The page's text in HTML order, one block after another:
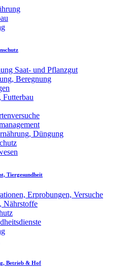
Saat- und Pflanzgut
Beregnung
Futterbau
Düngung
Tiergesundheit
Erprobungen, Versuche
Nährstoffe
Betrieb & Hof